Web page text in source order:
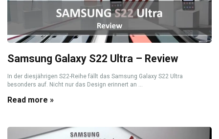
Samsung Galaxy S22 Ultra – Review
In der diesjährigen S22-Reihe fällt das Samsung Galaxy S22 Ultra
besonders auf. Nicht nur das Design erinnert an ...
Read more »